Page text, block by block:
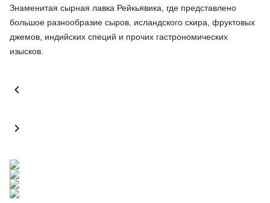
Знаменитая сырная лавка Рейкьявика, где представлено
большое разнообразие сыров, исландского скира, фруктовых
джемов, индийских специй и прочих гастрономических
изысков.

